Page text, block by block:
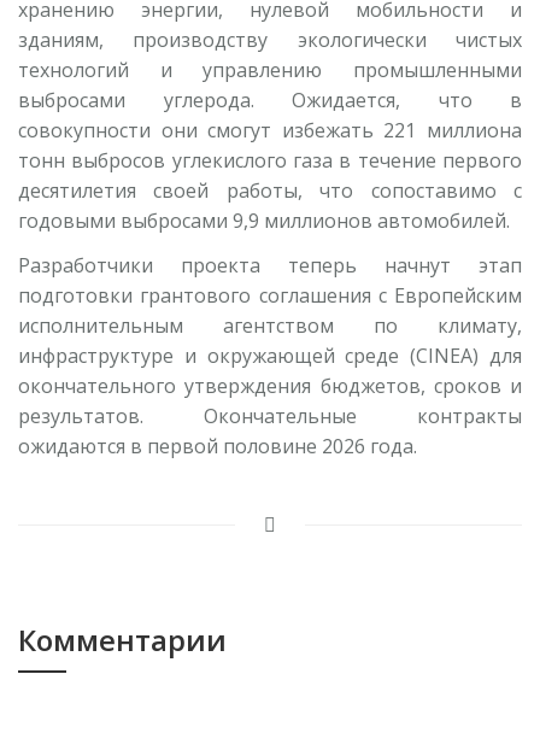
хранению энергии, нулевой мобильности и
зданиям, производству экологически чистых
технологий и управлению промышленными
выбросами углерода. Ожидается, что в
совокупности они смогут избежать 221 миллиона
тонн выбросов углекислого газа в течение первого
десятилетия своей работы, что сопоставимо с
годовыми выбросами 9,9 миллионов автомобилей.
Разработчики проекта теперь начнут этап
подготовки грантового соглашения с Европейским
исполнительным агентством по климату,
инфраструктуре и окружающей среде (CINEA) для
окончательного утверждения бюджетов, сроков и
результатов. Окончательные контракты
ожидаются в первой половине 2026 года.
Комментарии